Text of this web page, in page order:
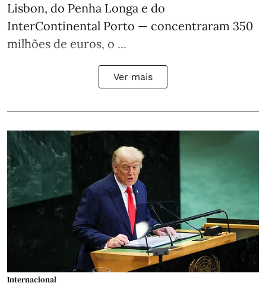
Lisbon, do Penha Longa e do
InterContinental Porto — concentraram 350
milhões de euros, o ...
Ver mais
Internacional